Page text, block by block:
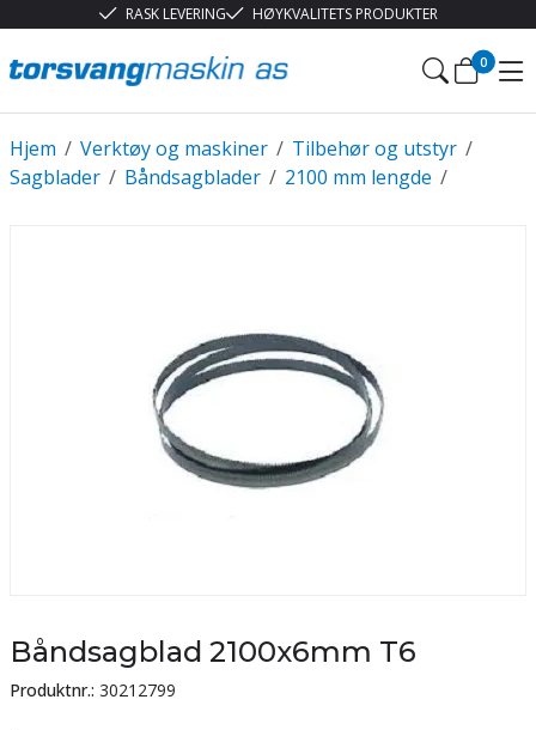
RASK LEVERING HØYKVALITETS PRODUKTER
0
/
Hjem /
Verktøy og maskiner /
Tilbehør og utstyr
/
Sagblader /
Båndsagblader /
2100 mm lengde
Båndsagblad 2100x6mm T6
Produktnr.: 30212799